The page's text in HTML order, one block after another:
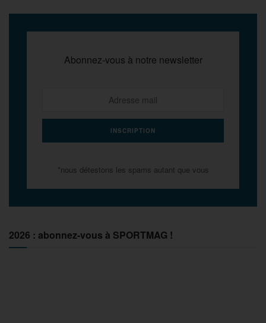
Abonnez-vous à notre newsletter
*nous détestons les spams autant que vous
2026 : abonnez-vous à SPORTMAG !